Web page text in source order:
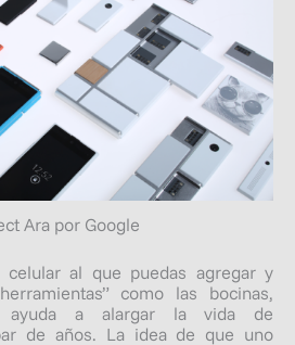
Ara por Google
al que puedas agregar y
como las bocinas,
ayuda a alargar la vida de
de años. La idea de que uno